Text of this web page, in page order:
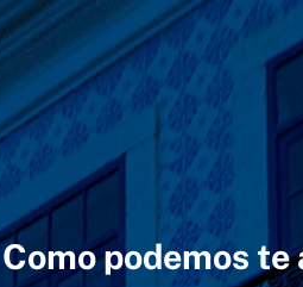
Como podemos te